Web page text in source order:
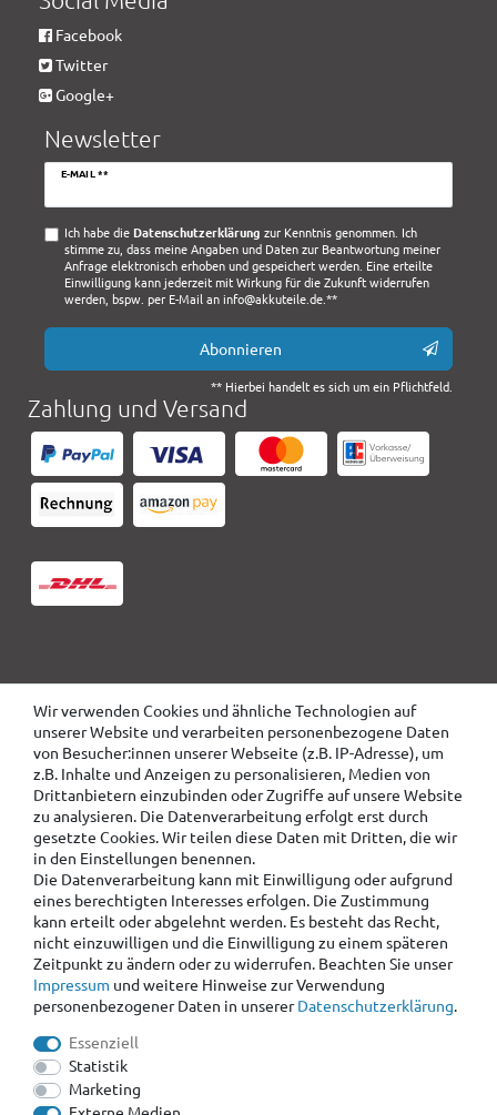
Wir verwenden Cookies und ähnliche Technologien auf
unserer Website und verarbeiten personenbezogene Daten
von Besucher:innen unserer Webseite (z.B. IP-Adresse), um
z.B. Inhalte und Anzeigen zu personalisieren, Medien von
Drittanbietern einzubinden oder Zugriffe auf unsere Website
zu analysieren. Die Datenverarbeitung erfolgt erst durch
gesetzte Cookies. Wir teilen diese Daten mit Dritten, die wir
in den Einstellungen benennen.
Die Datenverarbeitung kann mit Einwilligung oder aufgrund
eines berechtigten Interesses erfolgen. Die Zustimmung
kann erteilt oder abgelehnt werden. Es besteht das Recht,
nicht einzuwilligen und die Einwilligung zu einem späteren
Zeitpunkt zu ändern oder zu widerrufen. Beachten Sie unser
Impressum und weitere Hinweise zur Verwendung
personenbezogener Daten in unsererDaten­schutz­erklärung.
Essenziell
Statistik
Marketing
Facebook
Twitter
Google+
Newsletter
E-MAIL **
Newsletter
Ich habe die Daten­schutz­erklärung zur Kenntnis genommen. Ich
stimme zu, dass meine Angaben und Daten zur Beantwortung meiner
Anfrage elektronisch erhoben und gespeichert werden. Eine erteilte
Einwilligung kann jederzeit mit Wirkung für die Zukunft widerrufen
werden, bspw. per E-Mail an info@akkuteile.de.**
Abonnieren
** Hierbei handelt es sich um ein Pflichtfeld.
Zahlung und Versand